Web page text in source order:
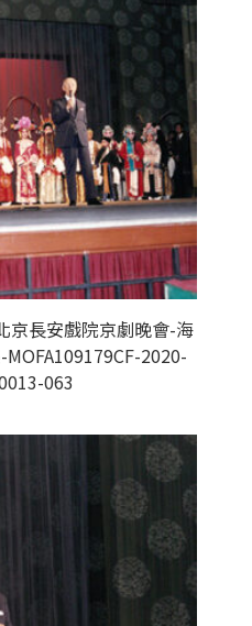
京長安戲院京劇晚會-海
2020-
063